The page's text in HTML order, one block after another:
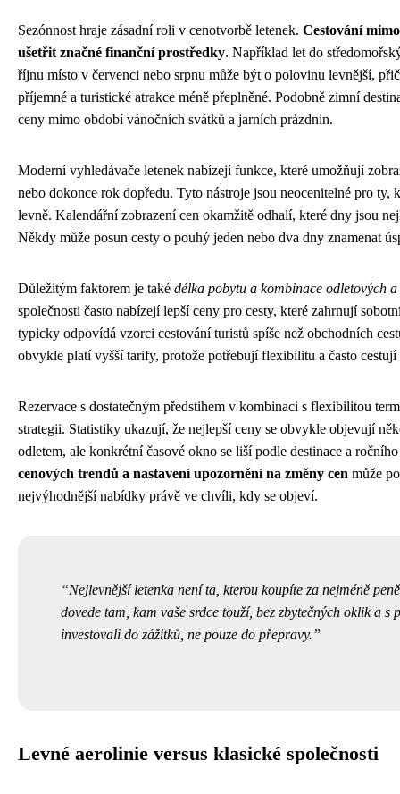
Sezónnost hraje zásadní roli v cenotvorbě letenek. Cestování
ušetřit značné finanční prostředky. Například let do
říjnu místo v červenci nebo srpnu může být o polovinu levnější,
příjemné a turistické atrakce méně přeplněné. Podobně zimní
ceny mimo období vánočních svátků a jarních prázdnin.
Moderní vyhledávače letenek nabízejí funkce, které umožňují
nebo dokonce rok dopředu. Tyto nástroje jsou neocenitelné pro ty,
levně. Kalendářní zobrazení cen okamžitě odhalí, které dny jsou
Někdy může posun cesty o pouhý jeden nebo dva dny znamenat
Důležitým faktorem je také délka pobytu a kombinace odletových
společnosti často nabízejí lepší ceny pro cesty, které zahrnují
typicky odpovídá vzorci cestování turistů spíše než obchodních
obvykle platí vyšší tarify, protože potřebují flexibilitu a často
Rezervace s dostatečným předstihem v kombinaci s flexibilitou
strategii. Statistiky ukazují, že nejlepší ceny se obvykle objevují
odletem, ale konkrétní časové okno se liší podle destinace a
cenových trendů a nastavení upozornění na změny cen může
nejvýhodnější nabídky právě ve chvíli, kdy se objeví.
Nejlevnější letenka není ta, kterou koupíte za nejméně
dovede tam, kam vaše srdce touží, bez zbytečných oklik a s
investovali do zážitků, ne pouze do přepravy.
Levné aerolinie versus klasické společnosti